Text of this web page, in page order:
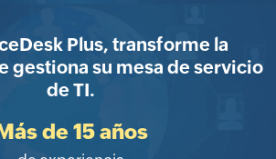
Plus, transforme la
gestiona su mesa de servicio
de TI.
de15años